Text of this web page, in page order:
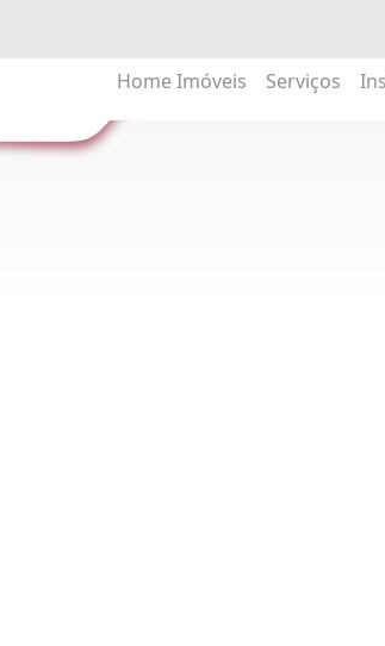
Home Imóveis Serviços